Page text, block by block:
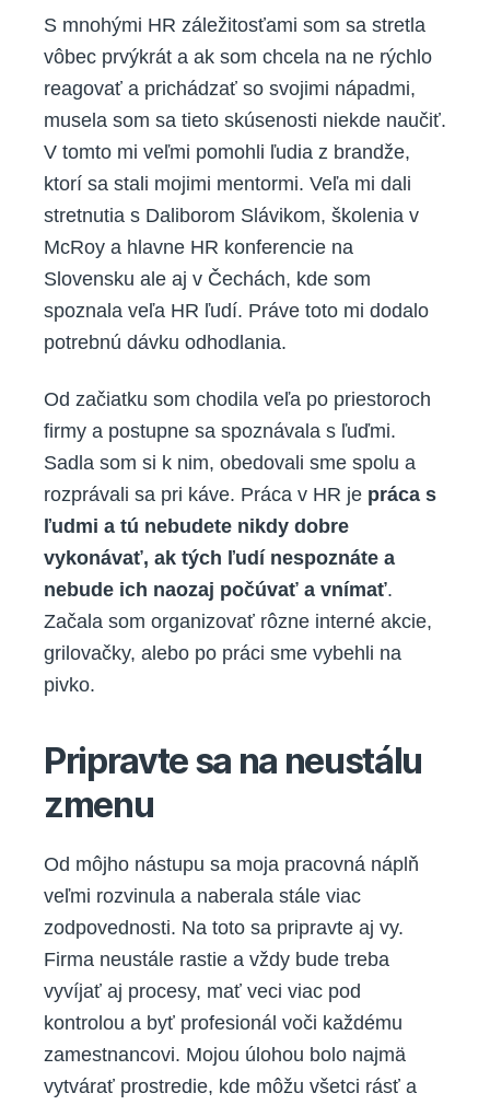
S mnohými HR záležitosťami som sa stretla
vôbec prvýkrát a ak som chcela na ne rýchlo
reagovať a prichádzať so svojimi nápadmi,
musela som sa tieto skúsenosti niekde naučiť.
V tomto mi veľmi pomohli ľudia z brandže,
ktorí sa stali mojimi mentormi. Veľa mi dali
stretnutia s Daliborom Slávikom, školenia v
McRoy a hlavne HR konferencie na
Slovensku ale aj v Čechách, kde som
spoznala veľa HR ľudí. Práve toto mi dodalo
potrebnú dávku odhodlania.
Od začiatku som chodila veľa po priestoroch
firmy a postupne sa spoznávala s ľuďmi.
Sadla som si k nim, obedovali sme spolu a
rozprávali sa pri káve. Práca v HR je práca s
ľudmi a tú nebudete nikdy dobre
vykonávať, ak tých ľudí nespoznáte a
nebude ich naozaj počúvať a vnímať.
Začala som organizovať rôzne interné akcie,
grilovačky, alebo po práci sme vybehli na
pivko.
Pripravte sa na neustálu
zmenu
Od môjho nástupu sa moja pracovná náplň
veľmi rozvinula a naberala stále viac
zodpovednosti. Na toto sa pripravte aj vy.
Firma neustále rastie a vždy bude treba
vyvíjať aj procesy, mať veci viac pod
kontrolou a byť profesionál voči každému
zamestnancovi. Mojou úlohou bolo najmä
vytvárať prostredie, kde môžu všetci rásť a